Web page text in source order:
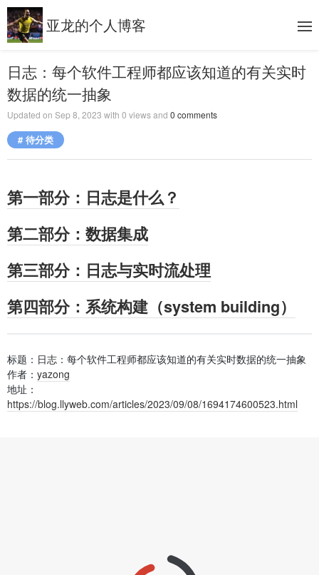
亚龙的个人博客
日志：每个软件工程师都应该知道的有关实时
数据的统一抽象
Updated on Sep 8, 2023 with 0 views and 0 comments
# 待分类
第一部分：日志是什么？
第二部分：数据集成
第三部分：日志与实时流处理
第四部分：系统构建（system building）
标题：日志：每个软件工程师都应该知道的有关实时数据的统一抽象
作者： yazong
地址：
https://blog.llyweb.com/articles/2023/09/08/1694174600523.html